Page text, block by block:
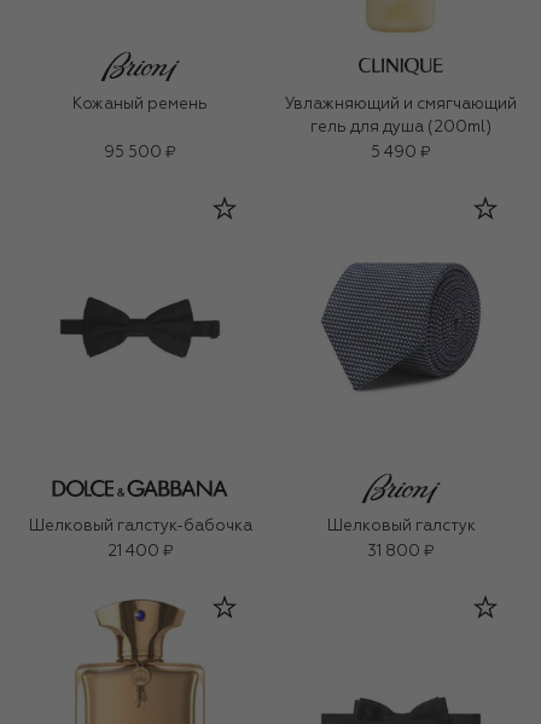
Кожаный ремень
95 500 ₽
Увлажняющий и смягчающий
гель для душа (200ml)
5 490 ₽
Шелковый галстук-бабочка
21 400 ₽
Шелковый галстук
31 800 ₽